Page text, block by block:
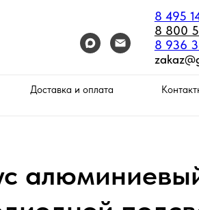
8 495
8 800
8 936
Доставка и оплата